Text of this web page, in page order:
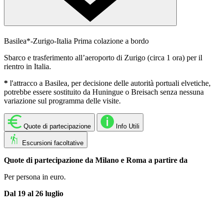
Basilea*-Zurigo-Italia Prima colazione a bordo
Sbarco e trasferimento all’aeroporto di Zurigo (circa 1 ora) per il
rientro in Italia.
* l'attracco a Basilea, per decisione delle autorità portuali elvetiche,
potrebbe essere sostituito da Huningue o Breisach senza nessuna
variazione sul programma delle visite.
Quote di partecipazione Info Utili
Escursioni facoltative
Quote di partecipazione da Milano e Roma a partire da
Per persona in euro.
Dal 19 al 26 luglio